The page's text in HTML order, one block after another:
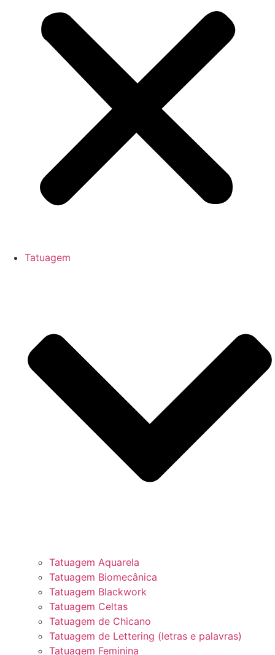
Tatuagem
Tatuagem Aquarela
Tatuagem Biomecânica
Tatuagem Blackwork
Tatuagem Celtas
Tatuagem de Chicano
Tatuagem de Lettering (letras e palavras)
Tatuagem Feminina